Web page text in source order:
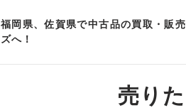
福岡県、佐賀県で中古品の買取・販
ズへ！
売り